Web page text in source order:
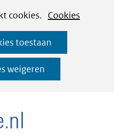
cookies. Cookies
toestaan
weigeren
Ga
naar
de
inhoud